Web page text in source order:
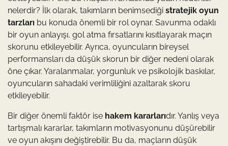
nelerdir? İlk olarak, takımların benimsediği stratejik oyun
tarzları bu konuda önemli bir rol oynar. Savunma odaklı
bir oyun anlayışı, gol atma fırsatlarını kısıtlayarak maçın
skorunu etkileyebilir. Ayrıca, oyuncuların bireysel
performansları da düşük skorun bir diğer nedeni olarak
öne çıkar. Yaralanmalar, yorgunluk ve psikolojik baskılar,
oyuncuların sahadaki verimliliğini azaltarak skoru
etkileyebilir.
Bir diğer önemli faktör ise hakem kararlarıdır. Yanlış veya
tartışmalı kararlar, takımların motivasyonunu düşürebilir
ve oyun akışını değiştirebilir. Bu da, maçların düşük